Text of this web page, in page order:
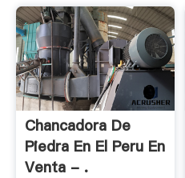
Chancadora De
Piedra En El Peru En
Venta - .